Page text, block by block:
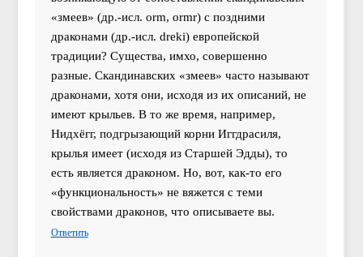
«змеев» (др.-исл. orm, ormr) с поздними
драконами (др.-исл. dreki) европейской
традиции? Существа, имхо, совершенно
разные. Скандинавских «змеев» часто называют
драконами, хотя они, исходя из их описаний, не
имеют крыльев. В то же время, например,
Нидхёгг, подгрызающий корни Иггдрасиля,
крылья имеет (исходя из Старшей Эдды), то
есть является драконом. Но, вот, как-то его
«функциональность» не вяжется с теми
свойствами драконов, что описываете вы.
Ответить